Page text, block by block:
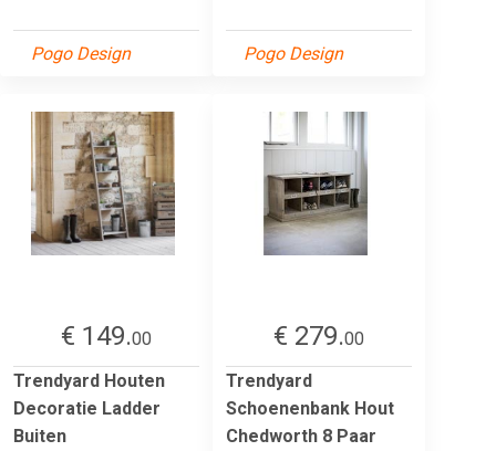
Pogo Design Pogo Design
€ 149.00
Trendyard Houten
Decoratie Ladder
Buiten
€ 279.00
Trendyard
Schoenenbank Hout
Chedworth 8 Paar